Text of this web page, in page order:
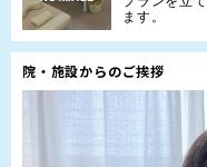
ます。
院・施設からのご挨拶